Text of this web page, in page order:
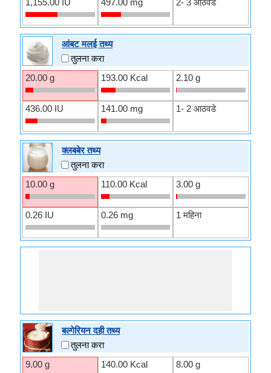
1,155.00 IU 497.00 mg 2- 3 आठवडे
आंबट मलई तथ्य
तुलना करा
20.00 g
193.00 Kcal 2.10 g
436.00 IU 141.00 mg 1- 2 आठवडे
क्लबबेर तथ्य
तुलना करा
10.00 g
110.00 Kcal 3.00 g
0.26 IU 0.26 mg 1 महिना
बल्गेरियन दही तथ्य
तुलना करा
9.00 g
140.00 Kcal 8.00 g